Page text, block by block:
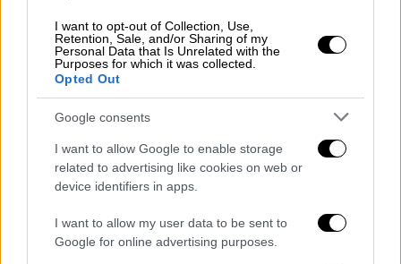
I want to opt-out of Collection, Use,
Retention, Sale, and/or Sharing of my
Personal Data that Is Unrelated with the
Purposes for which it was collected.
Opted Out
Google consents
I want to allow Google to enable storage
related to advertising like cookies on web or
device identifiers in apps.
I want to allow my user data to be sent to
Google for online advertising purposes.